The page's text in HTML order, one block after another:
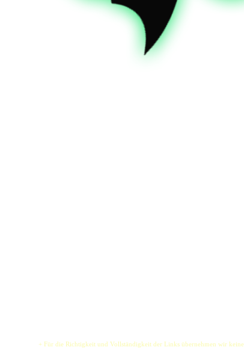
+ Für die Richtigkeit und Vollständigkeit der Links übernehmen wir